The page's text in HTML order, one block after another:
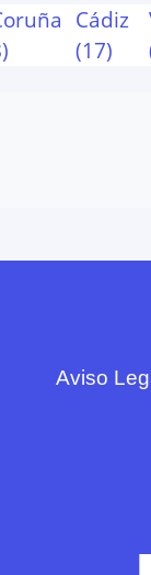
)
Cádiz
(17)
Aviso